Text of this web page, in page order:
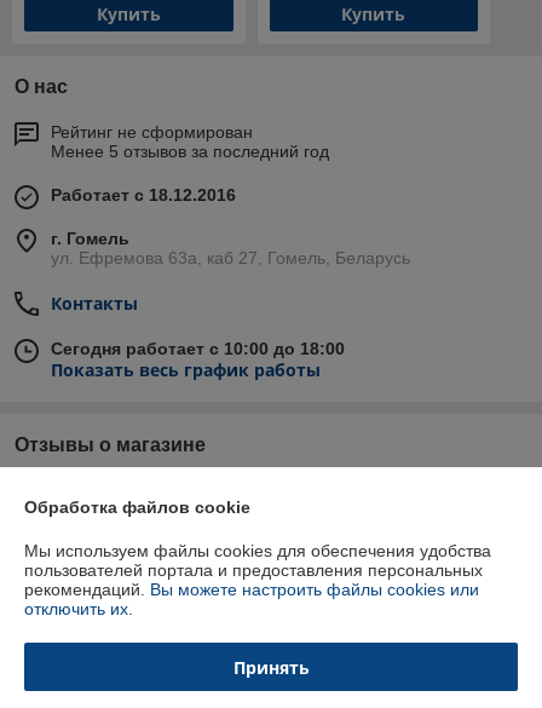
Купить Купить
О нас
Рейтинг не сформирован
Менее 5 отзывов за последний год
Работает с 18.12.2016
г. Гомель
ул. Ефремова 63а, каб 27, Гомель, Беларусь
Контакты
Сегодня работает с 10:00 до 18:00
Показать весь график работы
Отзывы о магазине
15.03.2025
Отлично
15.11.2024
Анастасия
Обработка файлов cookie
Мы используем файлы cookies для обеспечения удобства
пользователей портала и предоставления персональных
рекомендаций. Вы можете настроить файлы cookies или
отключить их.
Принять